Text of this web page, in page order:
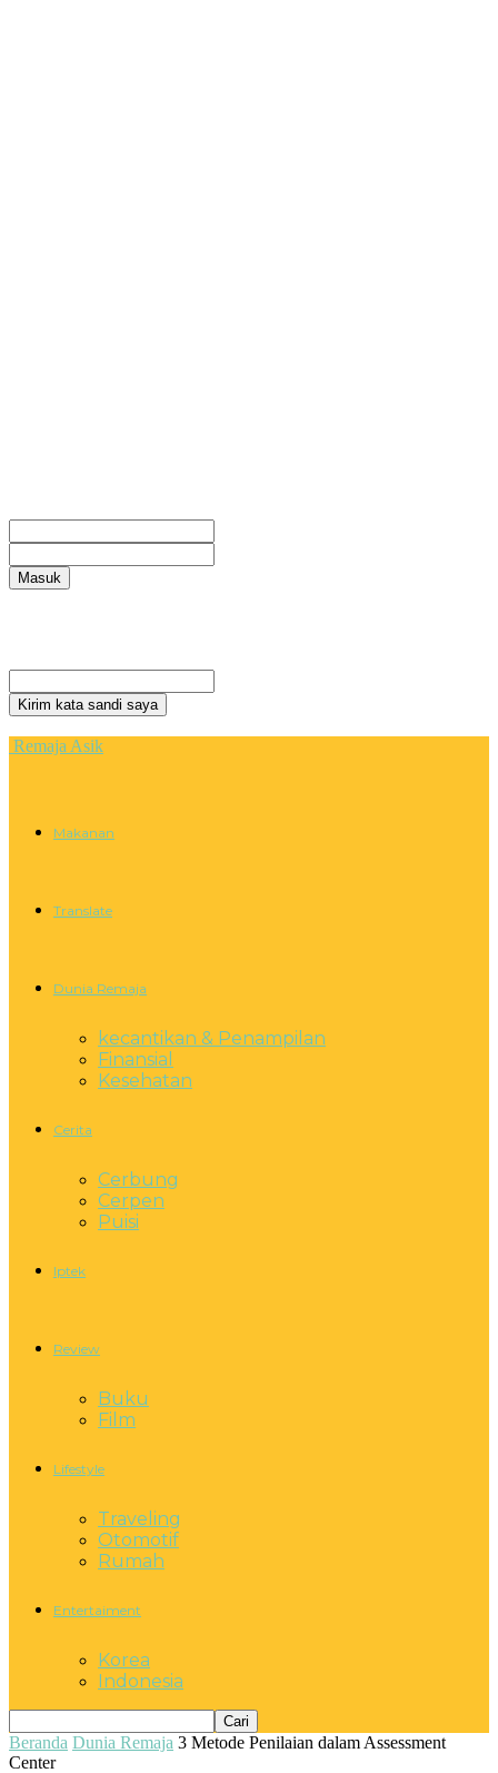
Remaja Asik
Makanan
Translate
Dunia Remaja
kecantikan & Penampilan
Finansial
Kesehatan
Cerita
Cerbung
Cerpen
Puisi
Iptek
Review
Buku
Film
Lifestyle
Traveling
Otomotif
Rumah
Entertaiment
Korea
Indonesia
Beranda Dunia Remaja 3 Metode Penilaian dalam Assessment
Center